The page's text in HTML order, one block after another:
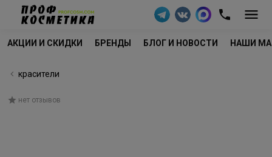
АКЦИИ И СКИДКИ БРЕНДЫ БЛОГ И НОВОСТИ НАШИ
красители
нет отзывов